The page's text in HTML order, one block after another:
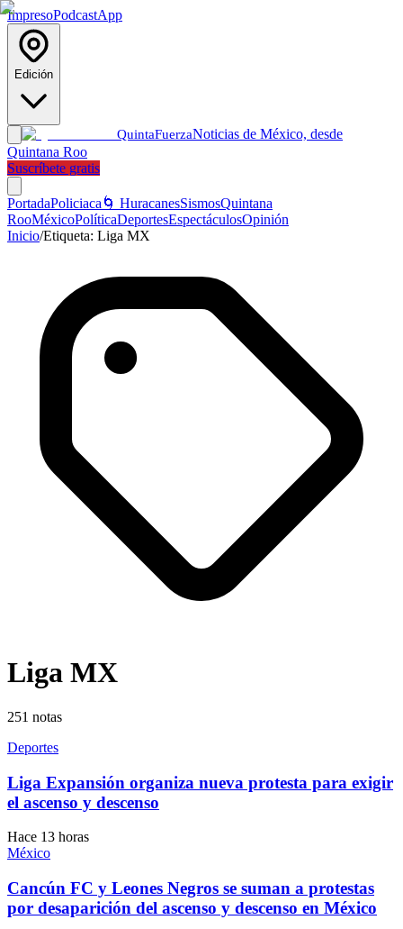
ImpresoPodcastApp
Edición
QuintaFuerzaNoticias de México, desde
Quintana Roo
Suscríbete gratis
PortadaPoliciaca 🌀 HuracanesSismosQuintana
RooMéxicoPolíticaDeportesEspectáculosOpinión
Inicio/Etiqueta: Liga MX
Liga MX
251 notas
Deportes
Liga Expansión organiza nueva protesta para exigir
el ascenso y descenso
Hace 13 horas
México
Cancún FC y Leones Negros se suman a protestas
por desaparición del ascenso y descenso en México